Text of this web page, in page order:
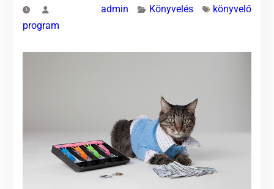
admin Könyvelés
könyvelő
program